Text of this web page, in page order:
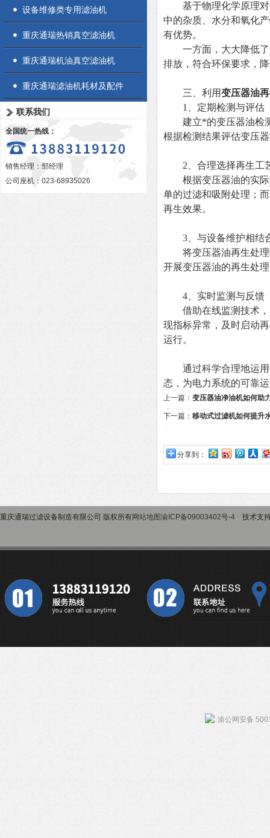
设备维修类专用滤油机
重庆通瑞热销真空滤油机
重庆通瑞机油真空滤油机
重庆通瑞滤油机耗材及配件
联系我们
全国统一热线：
销售经理：邹经理
公司座机：023-68935026
基于物理化学原理对
中的杂质、水分和氧化
有优势。
一方面，大大降低了
排放，符合环保要求，
三、利用变压器油
1、定期检测与评估
建立*的变压器油检测
根据检测结果评估变压
2、合理选择再生工
根据变压器油的实际
单的过滤和吸附处理；
再生效果。
3、与设备维护相结
将变压器油再生处理
开展变压器油的再生处
4、实时监测与反馈
借助在线监测技术，
现指标异常，及时启动
运行。
通过科学合理地运用
态，为电力系统的可靠
上一篇： 变压器油净油机如何助
升设备性能？
下一篇： 移动式过滤机如何提升
分享到：
重庆通瑞过滤设备制造有限公司 版权所有网站地图渝ICP备09003402号-4 技术支
渝公网安备